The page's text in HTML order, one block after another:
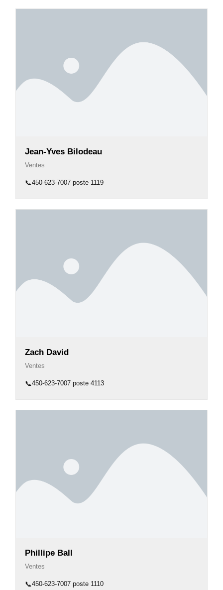
Jean-Yves Bilodeau
Ventes
📞450-623-7007 poste 1119
Zach David
Ventes
📞450-623-7007 poste 4113
Phillipe Ball
Ventes
📞450-623-7007 poste 1110